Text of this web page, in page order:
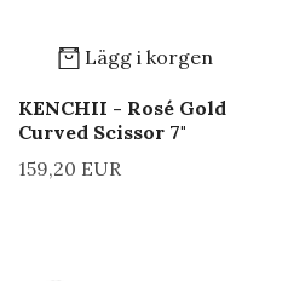
Lägg i korgen
KENCHII - Rosé Gold
Curved Scissor 7"
159,20 EUR